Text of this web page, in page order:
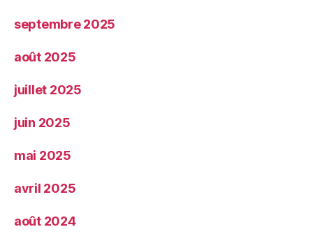
septembre 2025
août 2025
juillet 2025
juin 2025
mai 2025
avril 2025
août 2024